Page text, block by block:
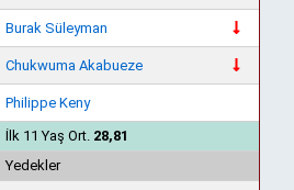
Burak Süleyman
Chukwuma Akabueze
Philippe Keny
İlk 11 Yaş Ort. 28,81
Yedekler